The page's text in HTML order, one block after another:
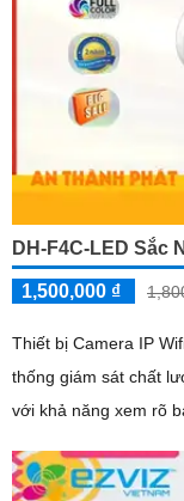
DH-F4C-LED Sắc
1,500,000 ₫
Thiết bị Camera IP
thống giám sát chất
với khả năng xem rõ